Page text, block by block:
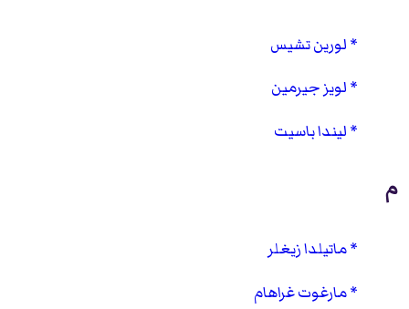
لورين تشيس
لويز جيرمين
ليندا باسيت
م
ماتيلدا زيغلر
مارغوت غراهام